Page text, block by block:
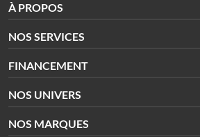
À PROPOS
NOS SERVICES
FINANCEMENT
NOS UNIVERS
NOS MARQUES